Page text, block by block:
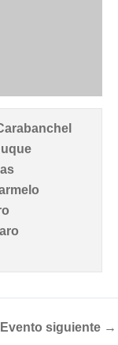
Evento siguiente →